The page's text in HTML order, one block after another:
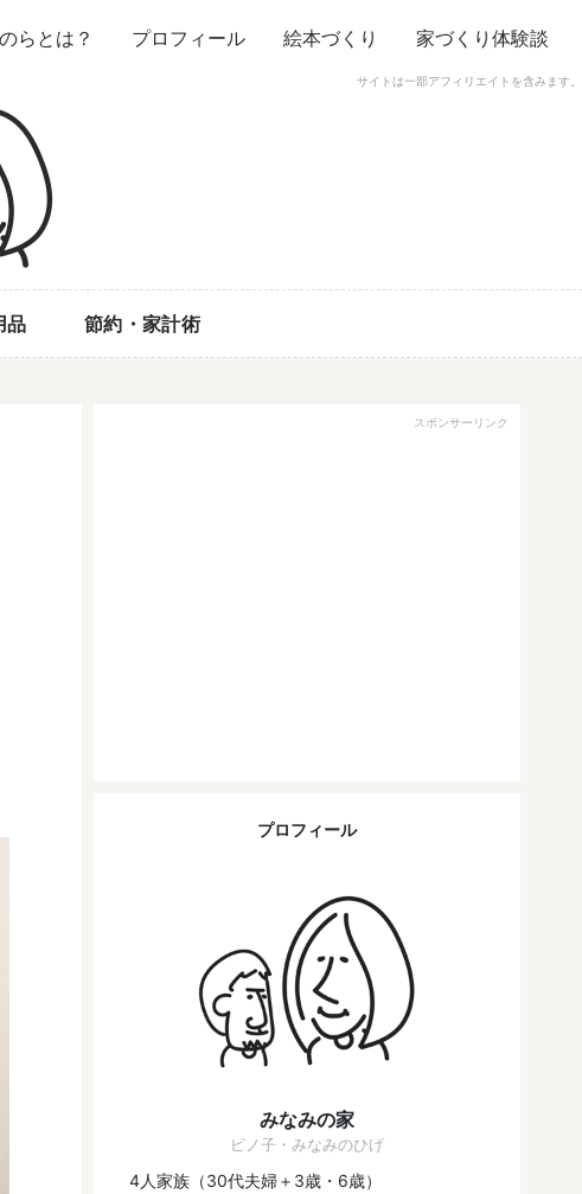
サイトは一部アフィリエイトを含みます。
らとは？ プロフィール 絵本づくり 家づくり体験談
品 節約・家計術
スポンサーリンク
プロフィール
みなみの家
ピノ子・みなみのひげ
4人家族（30代夫婦＋3歳・6歳）